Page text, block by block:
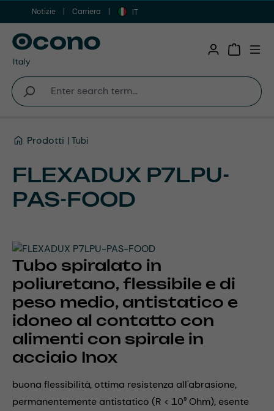
Vai al contenuto principale
Notizie Carriera IT
Prodotti Tubi
FLEXADUX P7LPU-
PAS-FOOD
Tubo spiralato in
poliuretano, flessibile e di
peso medio, antistatico e
idoneo al contatto con
alimenti con spirale in
acciaio Inox
buona flessibilità, ottima resistenza all'abrasione,
permanentemente antistatico (R < 10⁹ Ohm), esente